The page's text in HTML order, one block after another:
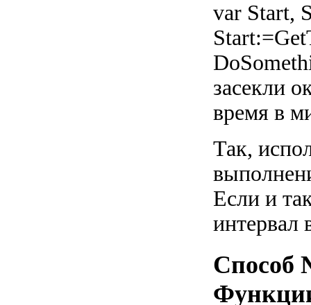
var Start,
засекли
время в
Так,
Если и
интервал
Способ